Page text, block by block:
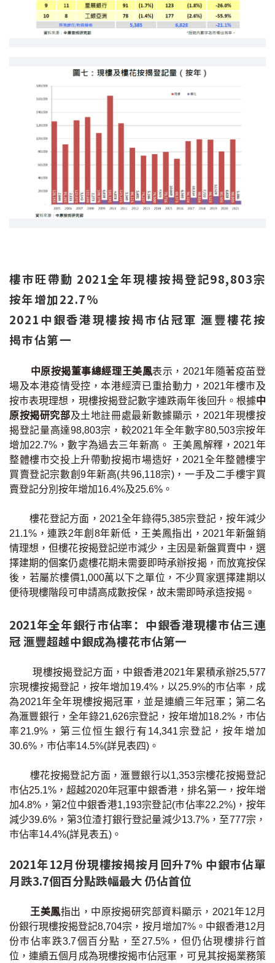
條款及細則 私隱政策聲明
樓巿旺帶動 2021全年現樓按揭登記98,803宗
按年增加22.7%
2021中銀香港現樓按揭巿佔冠軍 滙豐樓花按
揭巿佔第一
中原按揭董事總經理王美鳳表示，2021年隨著疫苖登
場及本港疫情受控，本港經濟已重拾動力，2021年樓巿及
按巿表現理想，現樓按揭登記數字連跌兩年後回升。根據中
原按揭研究部及土地註冊處最新數據顯示，2021年現樓按
揭登記量高達98,803宗，較2021年全年數字80,503宗按年
增加22.7%，數字為過去三年新高。 王美鳳解釋，2021年
整體樓市交投上升帶動按揭市場造好，2021全年整體樓宇
買賣登記宗數創9年新高(共96,118宗)，一手及二手樓宇買
賣登記分別按年增加16.4%及25.6%。
樓花登記方面，2021全年錄得5,385宗登記，按年減少
21.1%，連跌2年創8年新低，王美鳳指出，2021年新盤銷
情理想，但樓花按揭登記逆巿減少，主因是新盤買賣中，選
擇建期的個案仍處樓花期未需要即時承辦按揭，而放寬按保
後，若屬於樓價1,000萬以下之單位，不少買家選擇建期以
便待現樓階段可申請高成數按保，故未需即時承造按揭。
2021年全年銀行市佔率：中銀香港現樓巿佔三連
冠 滙豐超越中銀成為樓花巿佔第一
現樓按揭登記方面，中銀香港2021年累積承辦25,577
宗現樓按揭登記，按年增加19.4%，以25.9%的巿佔率，成
為2021年全年現樓按揭冠軍，並是連續三年冠軍；第二名
為滙豐銀行，全年錄21,626宗登記，按年增加18.2%，巿佔
率21.9%，第三位恒生銀行有14,341宗登記，按年增加
30.6%，巿佔率14.5%(詳見表四)。
樓花按揭登記方面，滙豐銀行以1,353宗樓花按揭登記
巿佔25.1%，超越2020年冠軍中銀香港，排名第一，按年增
加4.8%，第2位中銀香港1,193宗登記(巿佔率22.2%)，按年
減少39.6%，第3位渣打銀行登記量減少13.7%，至777宗，
巿佔率14.4%(詳見表五)。
2021年12月份現樓按揭按月回升7% 中銀巿佔單
月跌3.7個百分點跌幅最大 仍佔首位
王美鳳指出，中原按揭研究部資料顯示，2021年12月
份銀行現樓按揭登記8,704宗，按月增加7%。中銀香港12月
份巿佔率跌3.7個百分點，至27.5%，但仍佔現樓排行首
位，連續五個月成為現樓按揭巿佔冠軍，可見其按揭業務策